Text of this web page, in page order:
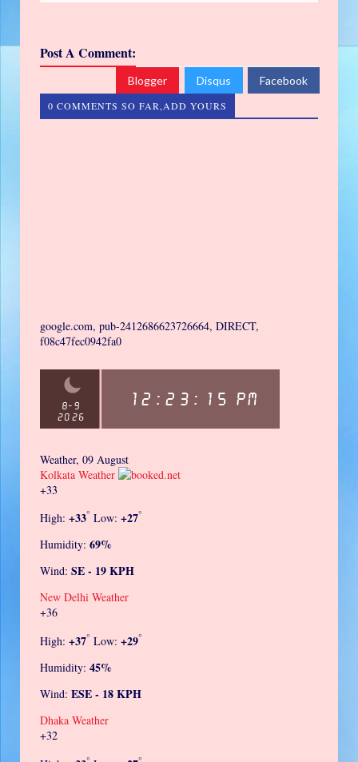
Post A Comment:
Blogger Disqus Facebook
0 COMMENTS SO FAR,ADD YOURS
google.com, pub-2412686623726664, DIRECT,
f08c47fec0942fa0
Weather, 09 August
Kolkata Weather
+33
High: +33° Low: +27°
Humidity: 69%
Wind: SE - 19 KPH
New Delhi Weather
+36
High: +37° Low: +29°
Humidity: 45%
Wind: ESE - 18 KPH
Dhaka Weather
+32